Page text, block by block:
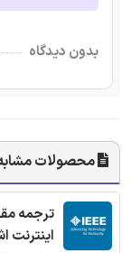
بدون دیدگاه
محصولات
اینترنت